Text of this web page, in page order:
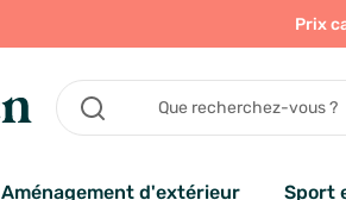
Prix
Aménagement d'extérieur Sport